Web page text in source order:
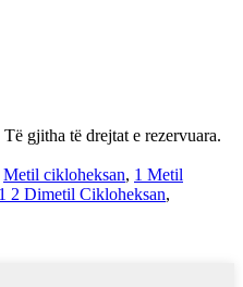
gjitha të drejtat e rezervuara.
Metil cikloheksan, 1 Metil
1 2 Dimetil Cikloheksan,